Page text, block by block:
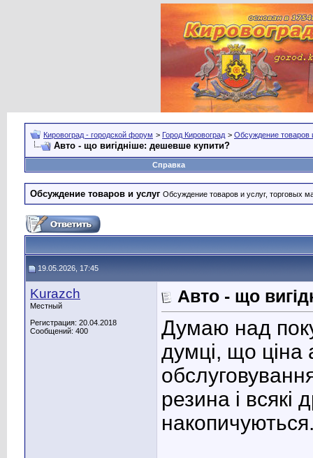
Кировоград - городской форум > Город Кировоград > Обсуждение товаров
Авто - що вигідніше: дешевше купити?
Справка
Обсуждение товаров и услуг Обсуждение товаров и услуг, торговых
19.05.2026, 17:45
Kurazch
Местный
Регистрация: 20.04.2018
Сообщений: 400
Авто - що
Думаю над
думці, що ціна
резина і всякі